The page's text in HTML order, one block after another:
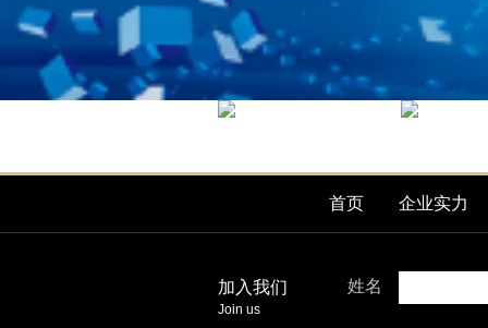
首页 企业实力
加入我们
Join us
姓名